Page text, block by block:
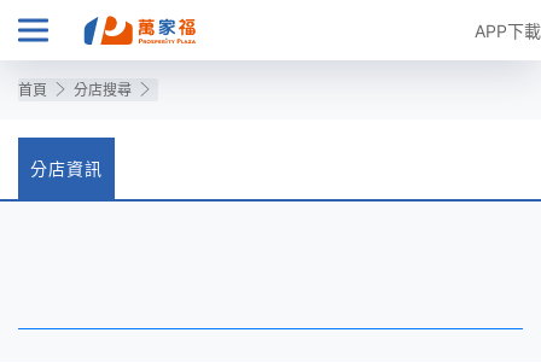
APP下載
首頁 分店搜尋
分店資訊